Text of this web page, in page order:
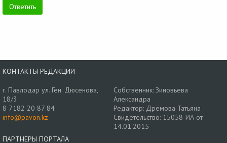
КОНТАКТЫ РЕДАКЦИИ
г. Павлодар ул. Ген. Дюсенова,
18/3
8 7182 20 87 84
info@pavon.kz
Собственник: Зиновьева
Александра
Редактор: Дрёмова Татьяна
Свидетельство: 15058-ИА от
14.01.2015
ПАРТНЕРЫ ПОРТАЛА